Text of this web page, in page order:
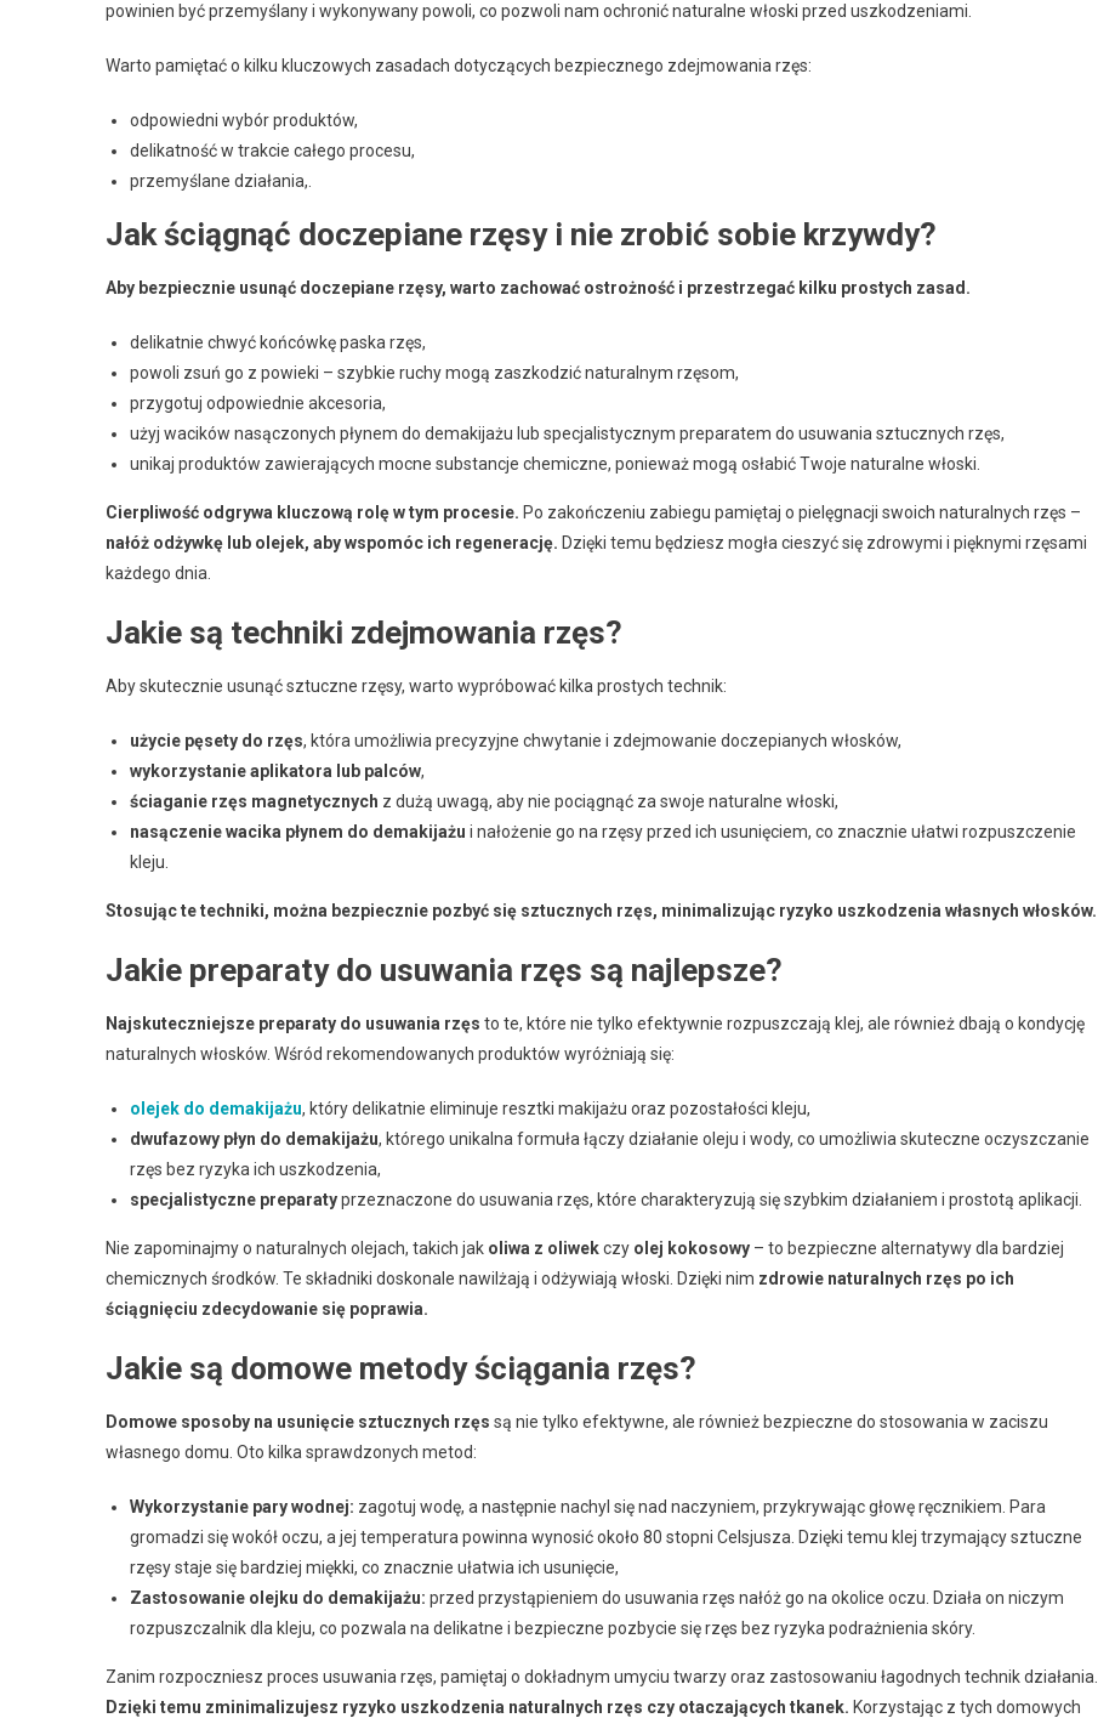
powinien być przemyślany i wykonywany powoli, co pozwoli nam ochronić naturalne włoski przed uszkodzeniami.
Warto pamiętać o kilku kluczowych zasadach dotyczących bezpiecznego zdejmowania rzęs:
odpowiedni wybór produktów,
delikatność w trakcie całego procesu,
przemyślane działania,.
Jak ściągnąć doczepiane rzęsy i nie zrobić sobie krzywdy?
Aby bezpiecznie usunąć doczepiane rzęsy, warto zachować ostrożność i przestrzegać kilku prostych zasad.
delikatnie chwyć końcówkę paska rzęs,
powoli zsuń go z powieki – szybkie ruchy mogą zaszkodzić naturalnym rzęsom,
przygotuj odpowiednie akcesoria,
użyj wacików nasączonych płynem do demakijażu lub specjalistycznym preparatem do usuwania sztucznych rzęs,
unikaj produktów zawierających mocne substancje chemiczne, ponieważ mogą osłabić Twoje naturalne włoski.
Cierpliwość odgrywa kluczową rolę w tym procesie. Po zakończeniu zabiegu pamiętaj o pielęgnacji swoich naturalnych rzęs –
nałóż odżywkę lub olejek, aby wspomóc ich regenerację. Dzięki temu będziesz mogła cieszyć się zdrowymi i pięknymi rzęsami
każdego dnia.
Jakie są techniki zdejmowania rzęs?
Aby skutecznie usunąć sztuczne rzęsy, warto wypróbować kilka prostych technik:
użycie pęsety do rzęs, która umożliwia precyzyjne chwytanie i zdejmowanie doczepianych włosków,
wykorzystanie aplikatora lub palców,
ściaganie rzęs magnetycznych z dużą uwagą, aby nie pociągnąć za swoje naturalne włoski,
nasączenie wacika płynem do demakijażu i nałożenie go na rzęsy przed ich usunięciem, co znacznie ułatwi rozpuszczenie
kleju.
Stosując te techniki, można bezpiecznie pozbyć się sztucznych rzęs, minimalizując ryzyko uszkodzenia własnych włosków.
Jakie preparaty do usuwania rzęs są najlepsze?
Najskuteczniejsze preparaty do usuwania rzęs to te, które nie tylko efektywnie rozpuszczają klej, ale również dbają o kondycję
naturalnych włosków. Wśród rekomendowanych produktów wyróżniają się:
olejek do demakijażu, który delikatnie eliminuje resztki makijażu oraz pozostałości kleju,
dwufazowy płyn do demakijażu, którego unikalna formuła łączy działanie oleju i wody, co umożliwia skuteczne oczyszczanie
rzęs bez ryzyka ich uszkodzenia,
specjalistyczne preparatyprzeznaczone do usuwania rzęs, które charakteryzują się szybkim działaniem i prostotą aplikacji.
Nie zapominajmy o naturalnych olejach, takich jak oliwa z oliwekczy olej kokosowy – to bezpieczne alternatywy dla bardziej
chemicznych środków. Te składniki doskonale nawilżają i odżywiają włoski. Dzięki nim zdrowie naturalnych rzęs po ich
ściągnięciu zdecydowanie się poprawia.
Jakie są domowe metody ściągania rzęs?
Domowe sposoby na usunięcie sztucznych rzęs są nie tylko efektywne, ale również bezpieczne do stosowania w zaciszu
własnego domu. Oto kilka sprawdzonych metod:
Wykorzystanie pary wodnej: zagotuj wodę, a następnie nachyl się nad naczyniem, przykrywając głowę ręcznikiem. Para
gromadzi się wokół oczu, a jej temperatura powinna wynosić około 80 stopni Celsjusza. Dzięki temu klej trzymający sztuczne
rzęsy staje się bardziej miękki, co znacznie ułatwia ich usunięcie,
Zastosowanie olejku do demakijażu: przed przystąpieniem do usuwania rzęs nałóż go na okolice oczu. Działa on niczym
rozpuszczalnik dla kleju, co pozwala na delikatne i bezpieczne pozbycie się rzęs bez ryzyka podrażnienia skóry.
Zanim rozpoczniesz proces usuwania rzęs, pamiętaj o dokładnym umyciu twarzy oraz zastosowaniu łagodnych technik działania.
Dzięki temu zminimalizujesz ryzyko uszkodzenia naturalnych rzęs czy otaczających tkanek. Korzystając z tych domowych